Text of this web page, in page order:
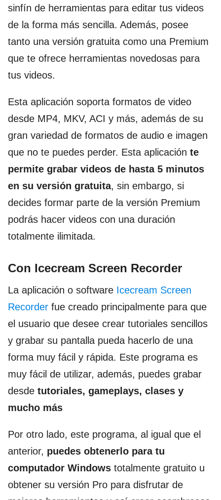
sinfín de herramientas para editar tus videos
de la forma más sencilla. Además, posee
tanto una versión gratuita como una Premium
que te ofrece herramientas novedosas para
tus videos.
Esta aplicación soporta formatos de video
desde MP4, MKV, ACI y más, además de su
gran variedad de formatos de audio e imagen
que no te puedes perder. Esta aplicación te
permite grabar videos de hasta 5 minutos
en su versión gratuita, sin embargo, si
decides formar parte de la versión Premium
podrás hacer videos con una duración
totalmente ilimitada.
Con Icecream Screen Recorder
La aplicación o software Icecream Screen
Recorder fue creado principalmente para que
el usuario que desee crear tutoriales sencillos
y grabar su pantalla pueda hacerlo de una
forma muy fácil y rápida. Este programa es
muy fácil de utilizar, además, puedes grabar
desde tutoriales, gameplays, clases y
mucho más
Por otro lado, este programa, al igual que el
anterior, puedes obtenerlo para tu
computador Windows totalmente gratuito u
obtener su versión Pro para disfrutar de